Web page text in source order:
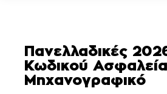
Πανελλαδικές
Κωδικού
Μηχανογραφικό